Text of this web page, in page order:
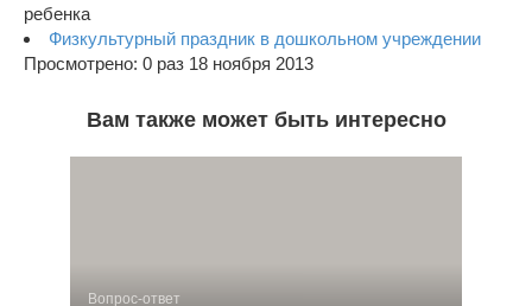
ребенка
Физкультурный праздник в дошкольном учреждении
Просмотрено: 0 раз 18 ноября 2013
Вам также может быть интересно
Вопрос-ответ